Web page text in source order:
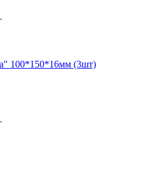
100*150*16мм (3шт)